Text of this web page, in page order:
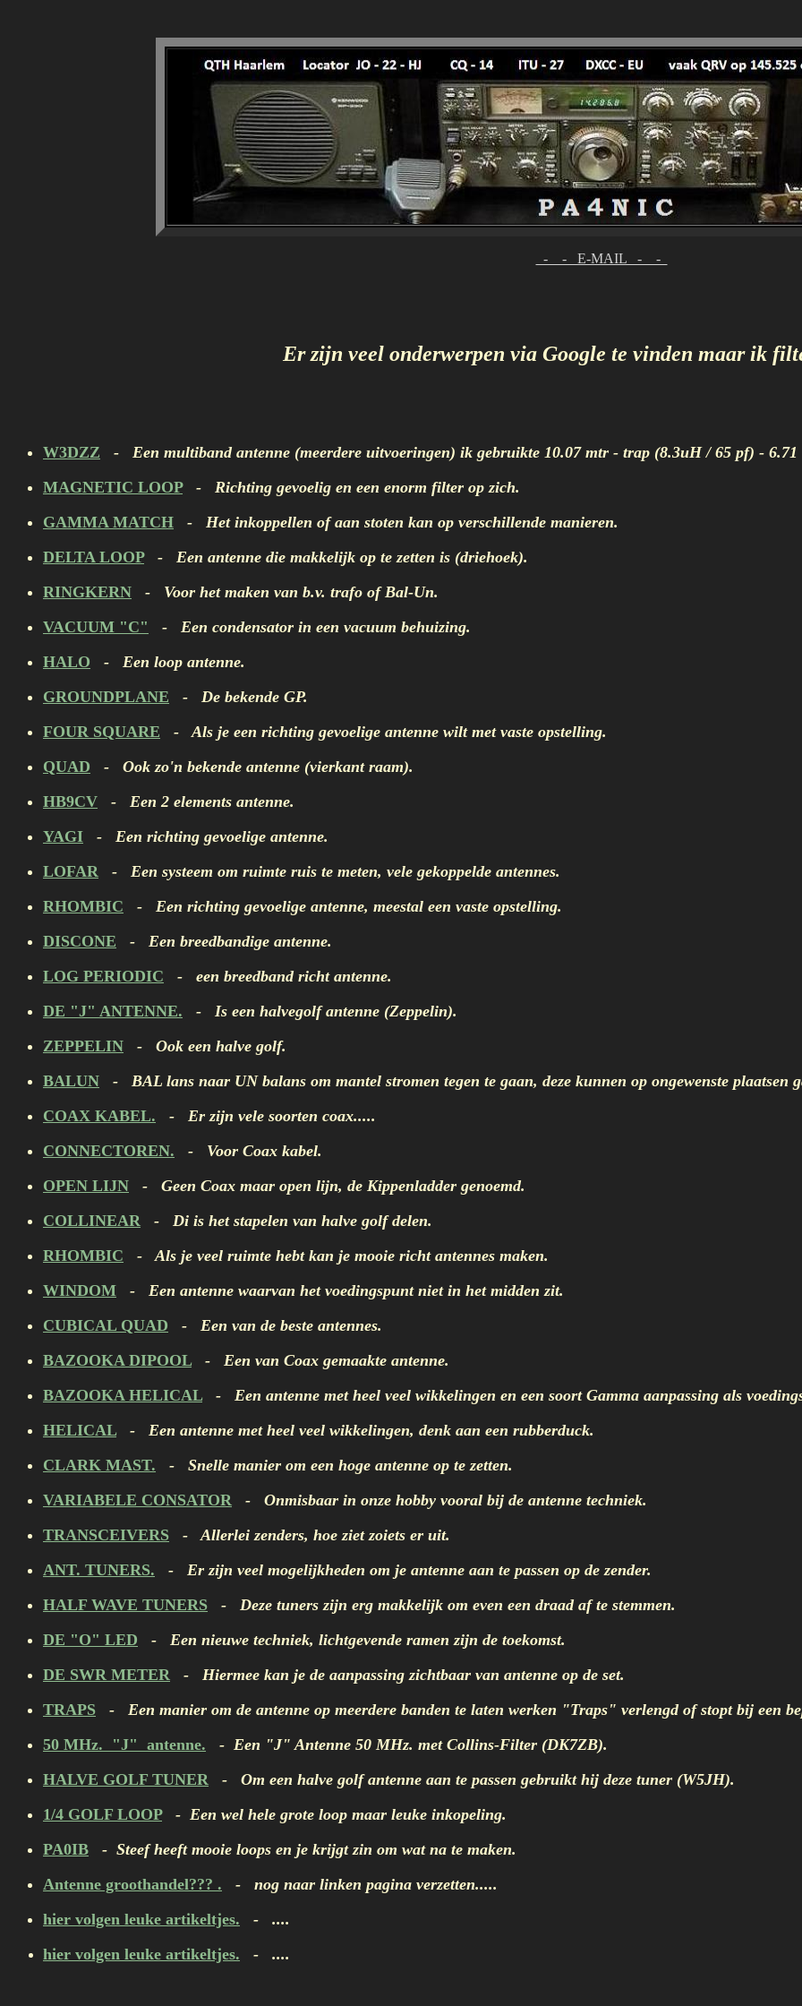
- - E-MAIL - -
Er zijn veel onderwerpen via Google te vinden maar ik
W3DZZ
- Een multiband antenne (meerdere uitvoeringen) ik gebruikte 10.07 mtr - trap (8.3uH / 65 pf) - 6.71
MAGNETIC LOOP
- Richting gevoelig en een enorm filter op zich.
GAMMA MATCH
- Het inkoppellen of aan stoten kan op verschillende manieren.
DELTA LOOP
- Een antenne die makkelijk op te zetten is (driehoek).
RINGKERN
- Voor het maken van b.v. trafo of Bal-Un.
VACUUM "C"
- Een condensator in een vacuum behuizing.
HALO
- Een loop antenne.
GROUNDPLANE
- De bekende GP.
FOUR SQUARE
- Als je een richting gevoelige antenne wilt met vaste opstelling.
QUAD
- Ook zo'n bekende antenne (vierkant raam).
HB9CV
- Een 2 elements antenne.
YAGI
- Een richting gevoelige antenne.
LOFAR
- Een systeem om ruimte ruis te meten, vele gekoppelde antennes.
RHOMBIC
- Een richting gevoelige antenne, meestal een vaste opstelling.
DISCONE
- Een breedbandige antenne.
LOG PERIODIC
- een breedband richt antenne.
DE "J" ANTENNE.
- Is een halvegolf antenne (Zeppelin).
ZEPPELIN
- Ook een halve golf.
BALUN
- BAL lans naar UN balans om mantel stromen tegen te gaan, deze kunnen op ongewenste plaatsen
COAX KABEL.
- Er zijn vele soorten coax.....
CONNECTOREN.
- Voor Coax kabel.
OPEN LIJN
- Geen Coax maar open lijn, de Kippenladder genoemd.
COLLINEAR
- Di is het stapelen van halve golf delen.
RHOMBIC
- Als je veel ruimte hebt kan je mooie richt antennes maken.
WINDOM
- Een antenne waarvan het voedingspunt niet in het midden zit.
CUBICAL QUAD
- Een van de beste antennes.
BAZOOKA DIPOOL
- Een van Coax gemaakte antenne.
BAZOOKA HELICAL
- Een antenne met heel veel wikkelingen en een soort Gamma aanpassing als
HELICAL
- Een antenne met heel veel wikkelingen, denk aan een rubberduck.
CLARK MAST.
- Snelle manier om een hoge antenne op te zetten.
VARIABELE CONSATOR
- Onmisbaar in onze hobby vooral bij de antenne techniek.
TRANSCEIVERS
- Allerlei zenders, hoe ziet zoiets er uit.
ANT. TUNERS.
- Er zijn veel mogelijkheden om je antenne aan te passen op de zender.
HALF WAVE TUNERS
- Deze tuners zijn erg makkelijk om even een draad af te stemmen.
DE "O" LED
- Een nieuwe techniek, lichtgevende ramen zijn de toekomst.
DE SWR METER
- Hiermee kan je de aanpassing zichtbaar van antenne op de set.
TRAPS
- Een manier om de antenne op meerdere banden te laten werken "Traps" verlengd of stopt bij een
50 MHz. "J" antenne.
- Een "J" Antenne 50 MHz. met Collins-Filter (DK7ZB).
HALVE GOLF TUNER
- Om een halve golf antenne aan te passen gebruikt hij deze tuner (W5JH).
1/4 GOLF LOOP
- Een wel hele grote loop maar leuke inkopeling.
PA0IB
- Steef heeft mooie loops en je krijgt zin om wat na te maken.
Antenne groothandel??? .
- nog naar linken pagina verzetten.....
hier volgen leuke artikeltjes.
- ....
hier volgen leuke artikeltjes.
- ....